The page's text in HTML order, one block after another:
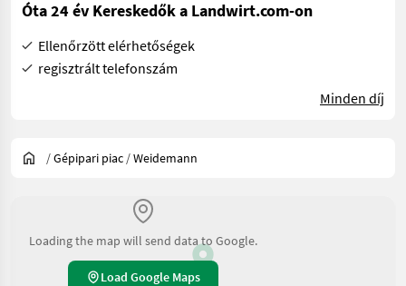
Óta 24 év Kereskedők a Landwirt.com-on
Ellenőrzött elérhetőségek
regisztrált telefonszám
Minden díj
/Gépipari piac /Weidemann
Loading the map will send data to Google.
Load Google Maps